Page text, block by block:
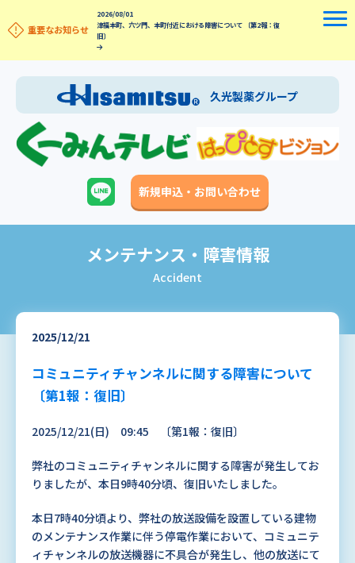
重要なお知らせ
2026/08/01
津福本町、六ツ門、本町付近における障害について 〔第2報：復
旧〕
久光製薬グループ
新規申込・お問い合わせ
メンテナンス・障害情報
Accident
2025/12/21
コミュニティチャンネルに関する障害について
〔第1報：復旧〕
2025/12/21(日) 09:45 〔第1報：復旧〕
弊社のコミュニティチャンネルに関する障害が発生してお
りましたが、本日9時40分頃、復旧いたしました。
本日7時40分頃より、弊社の放送設備を設置している建物
のメンテナンス作業に伴う停電作業において、コミュニテ
ィチャンネルの放送機器に不具合が発生し、他の放送にて